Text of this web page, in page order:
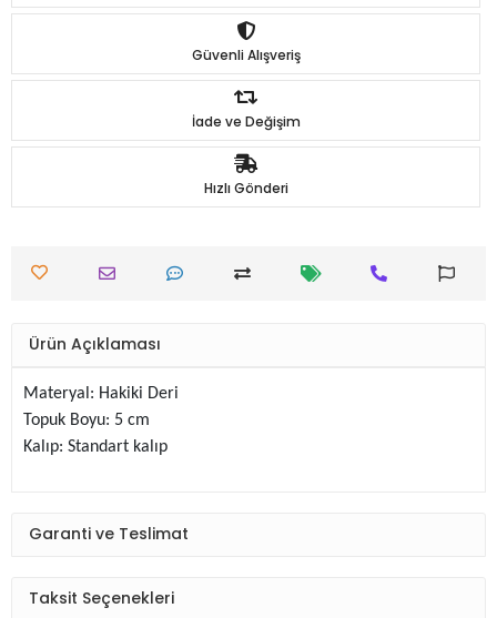
Güvenli Alışveriş
İade ve Değişim
Hızlı Gönderi
Ürün Açıklaması
Materyal: Hakiki Deri
Topuk Boyu: 5 cm
Kalıp: Standart kalıp
Garanti ve Teslimat
Taksit Seçenekleri